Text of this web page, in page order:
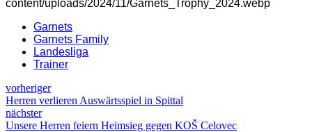
Garnets
Garnets Family
Landesliga
Trainer
vorheriger
Herren verlieren Auswärtsspiel in Spittal
nächster
Unsere Herren feiern Heimsieg gegen KOŠ Celovec